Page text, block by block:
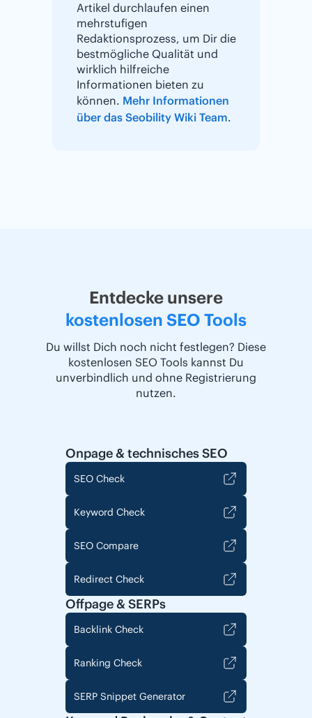
Artikel durchlaufen einen
mehrstufigen
Redaktionsprozess, um Dir die
bestmögliche Qualität und
wirklich hilfreiche
Informationen bieten zu
können. Mehr Informationen
über das Seobility Wiki Team.
Entdecke unsere
kostenlosen SEO Tools
Du willst Dich noch nicht festlegen? Diese
kostenlosen SEO Tools kannst Du
unverbindlich und ohne Registrierung
nutzen.
Onpage & technisches SEO
SEO Check
Keyword Check
SEO Compare
Redirect Check
Offpage & SERPs
Backlink Check
Ranking Check
SERP Snippet Generator